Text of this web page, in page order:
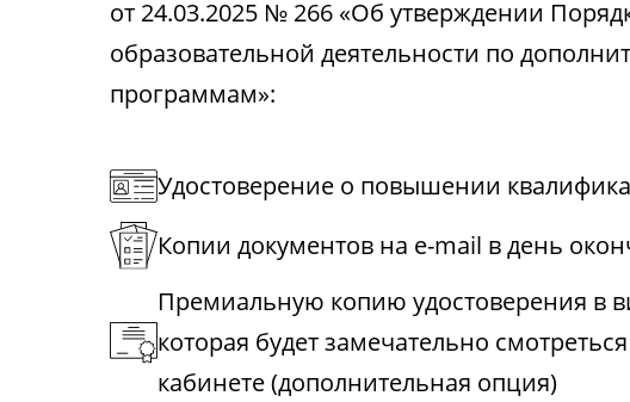
от 24.03.2025 № 266 «Об утверждении
образовательной деятельности по
программам»:
Удостоверение о повышении
Копии документов на e-mail в день
Премиальную копию удостоверения в
которая будет замечательно
кабинете (дополнительная опция)